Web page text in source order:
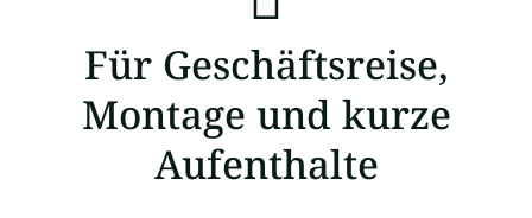
Für Geschäftsreise,
Montage und kurze
Aufenthalte